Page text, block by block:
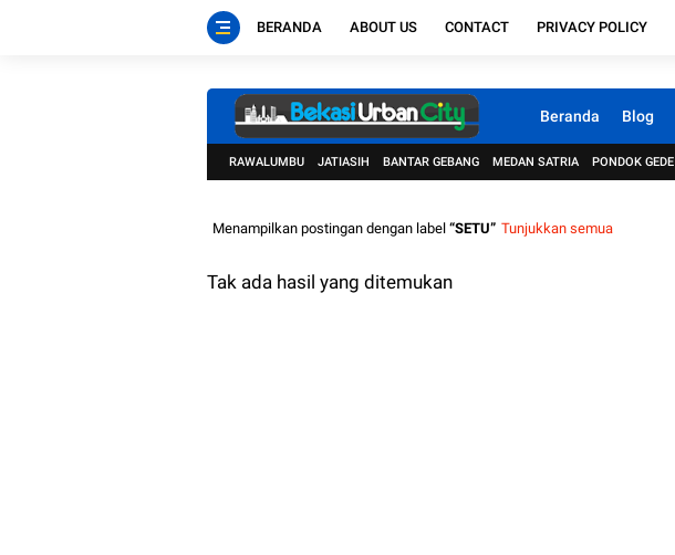
BERANDA ABOUT US CONTACT PRIVACY POLICY
Beranda Blog
RAWALUMBU JATIASIH BANTAR GEBANG MEDAN SATRIA PONDOK GEDE
Menampilkan postingan dengan label SETU Tunjukkan semua
Tak ada hasil yang ditemukan